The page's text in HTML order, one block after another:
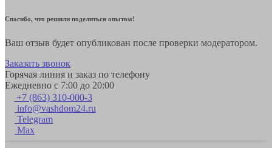
Спасибо, что решили поделиться опытом!
Ваш отзыв будет опубликован после проверки модератором.
Заказать звонок
Горячая линия и заказ по телефону
Ежедневно с 7:00 до 20:00
+7 (863) 310-000-3
info@vashdom24.ru
Telegram
Max